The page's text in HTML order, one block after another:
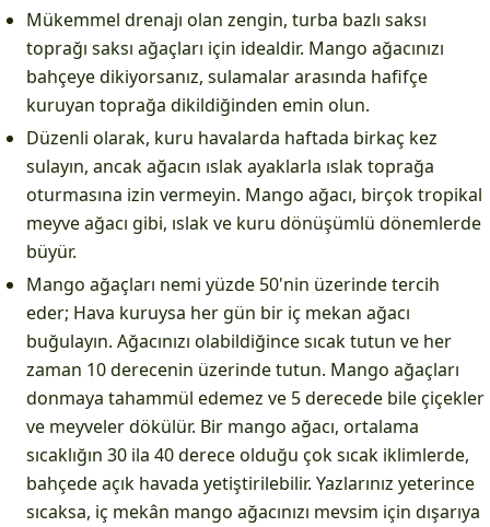
Mükemmel drenajı olan zengin, turba bazlı saksı
toprağı saksı ağaçları için idealdir. Mango ağacınızı
bahçeye dikiyorsanız, sulamalar arasında hafifçe
kuruyan toprağa dikildiğinden emin olun.
Düzenli olarak, kuru havalarda haftada birkaç kez
sulayın, ancak ağacın ıslak ayaklarla ıslak toprağa
oturmasına izin vermeyin. Mango ağacı, birçok tropikal
meyve ağacı gibi, ıslak ve kuru dönüşümlü dönemlerde
büyür.
Mango ağaçları nemi yüzde 50'nin üzerinde tercih
eder; Hava kuruysa her gün bir iç mekan ağacı
buğulayın. Ağacınızı olabildiğince sıcak tutun ve her
zaman 10 derecenin üzerinde tutun. Mango ağaçları
donmaya tahammül edemez ve 5 derecede bile çiçekler
ve meyveler dökülür. Bir mango ağacı, ortalama
sıcaklığın 30 ila 40 derece olduğu çok sıcak iklimlerde,
bahçede açık havada yetiştirilebilir. Yazlarınız yeterince
sıcaksa, iç mekân mango ağacınızı mevsim için dışarıya